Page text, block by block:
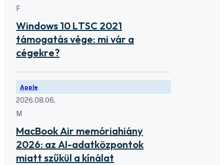
F
Windows 10 LTSC 2021
támogatás vége: mi vár a
cégekre?
Apple
2026.08.06.
M
MacBook Air memóriahiány
2026: az AI-adatközpontok
miatt szűkül a kínálat